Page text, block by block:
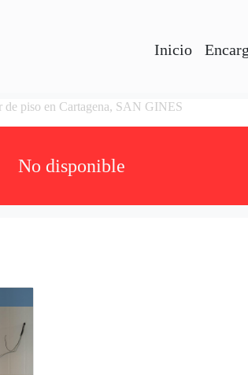
Inicio
de piso en Cartagena, SAN GINES
No disponible